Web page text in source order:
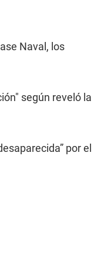
Naval, los
según reveló la
por el